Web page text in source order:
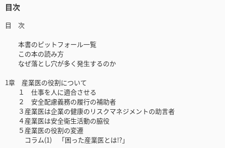
目次
目 次
本書のピットフォール一覧
この本の読み方
なぜ落とし穴が多く発生するのか
1章 産業医の役割について
１ 仕事を人に適合させる
２ 安全配慮義務の履行の補助者
３産業医は企業の健康のリスクマネジメントの助言者
４産業医は安全衛生活動の脇役
５産業医の役割の変遷
コラム(1) 「困った産業医とは!?」